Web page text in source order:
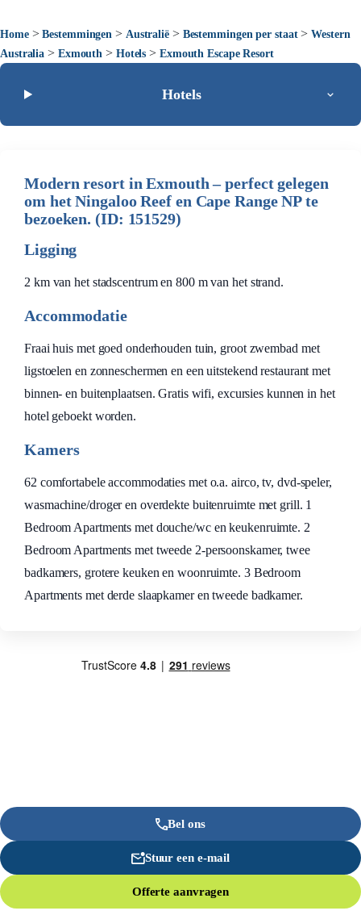
Home>Bestemmingen > Australië> Bestemmingen per staat>Western
Australia > Exmouth > Hotels > Exmouth Escape Resort
Hotels
Modern resort in Exmouth – perfect gelegen
om het Ningaloo Reef en Cape Range NP te
bezoeken. (ID: 151529)
Ligging
2 km van het stadscentrum en 800 m van het strand.
Accommodatie
Fraai huis met goed onderhouden tuin, groot zwembad met
ligstoelen en zonneschermen en een uitstekend restaurant met
binnen- en buitenplaatsen. Gratis wifi, excursies kunnen in het
hotel geboekt worden.
Kamers
62 comfortabele accommodaties met o.a. airco, tv, dvd-speler,
wasmachine/droger en overdekte buitenruimte met grill. 1
Bedroom Apartments met douche/wc en keukenruimte. 2
Bedroom Apartments met tweede 2-persoonskamer, twee
badkamers, grotere keuken en woonruimte. 3 Bedroom
Apartments met derde slaapkamer en tweede badkamer.
Bel ons
Stuur een e-mail
Offerte aanvragen